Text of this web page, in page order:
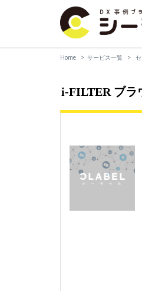
Home サービス一覧
i-FILTER ブラ